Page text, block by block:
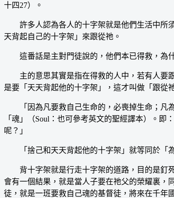
十四27）。
許多人認為各人的十字架就是他們生活中所須
天背起自己的十字架」來跟從祂。
這番話是主對門徒說的，他們本已得救，為什
主的意思其實是指在得救的人中，若有人要跟
是要「天天背起他的十字架」，這才叫做「跟
「因為凡要救自己生命的，必喪掉生命；凡為
「魂」（Soul：也可參考英文的聖經譯本）。
呢？」
「捨己和天天背起他的十字架」就等同於「為
背十字架就是行走十字架的道路，目的是釘死
會有一個結果，就是當人子要在祂父的榮耀裏，
徒，就是一班要救自己魂的基督徒，將來在千年